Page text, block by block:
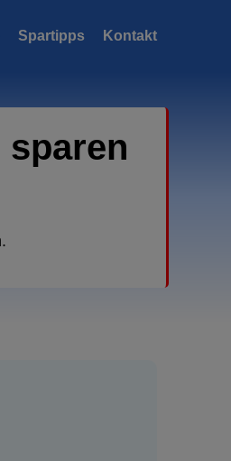
Spartipps Kontakt